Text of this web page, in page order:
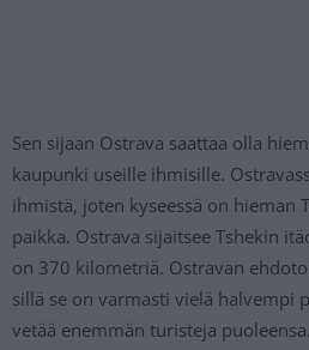
Sen sijaan Ostrava saattaa olla
kaupunki useille ihmisille.
ihmistä, joten kyseessä on hieman
paikka. Ostrava sijaitsee Tshekin
on 370 kilometriä. Ostravan
sillä se on varmasti vielä halvempi
vetää enemmän turisteja puoleensa.